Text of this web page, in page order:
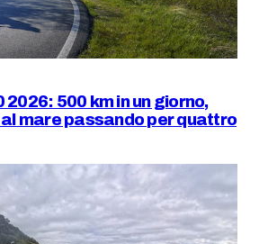
2026: 500 km in un giorno,
mare passando per quattro